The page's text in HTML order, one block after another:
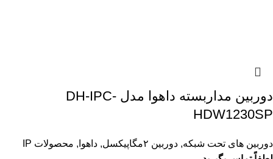
دوربین مداربسته داهوا مدل DH-IPC-
HDW1230SP
دوربین های تحت شبکه, دوربین ۲مگاپیکسل , داهوا , محصولات IP